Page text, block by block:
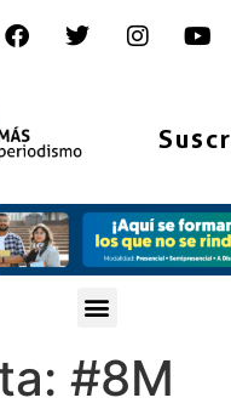
#8M